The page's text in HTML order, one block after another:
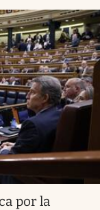
por la